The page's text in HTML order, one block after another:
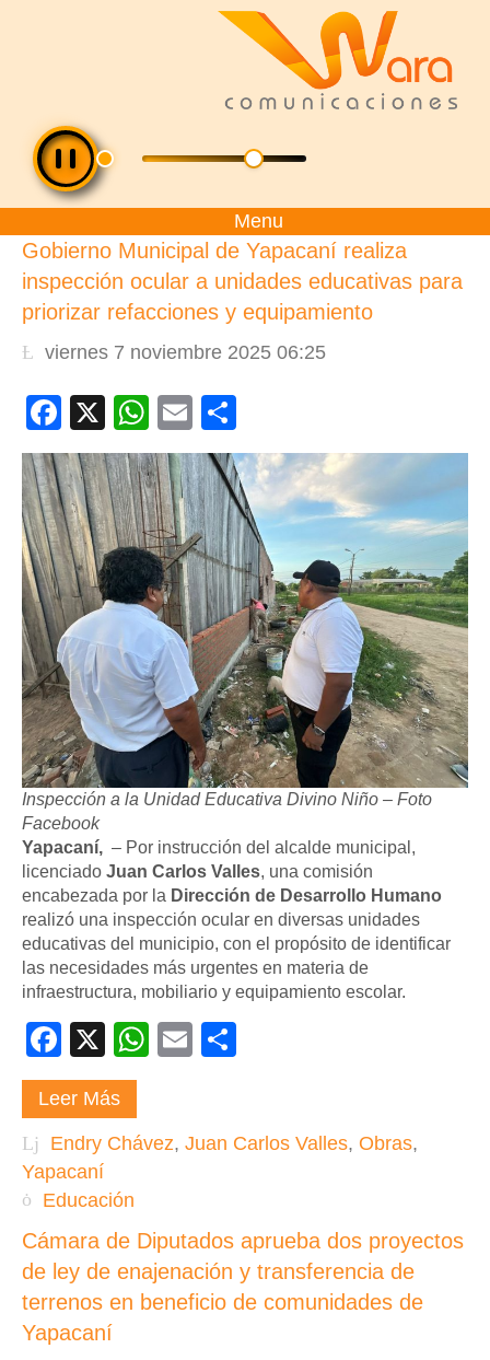
Menu
Gobierno Municipal de Yapacaní realiza
inspección ocular a unidades educativas para
priorizar refacciones y equipamiento
viernes 7 noviembre 2025 06:25
Facebook
X WhatsApp
Email
Inspección a la Unidad Educativa Divino Niño – Foto
Facebook
Yapacaní, – Por instrucción del alcalde municipal,
licenciado Juan Carlos Valles, una comisión
encabezada por la Dirección de Desarrollo Humano
realizó una inspección ocular en diversas unidades
educativas del municipio, con el propósito de identificar
las necesidades más urgentes en materia de
infraestructura, mobiliario y equipamiento escolar.
Facebook
X WhatsApp
Email
Leer Más
Endry Chávez, Juan Carlos Valles, Obras,
Yapacaní
Educación
Cámara de Diputados aprueba dos proyectos
de ley de enajenación y transferencia de
terrenos en beneficio de comunidades de
Yapacaní